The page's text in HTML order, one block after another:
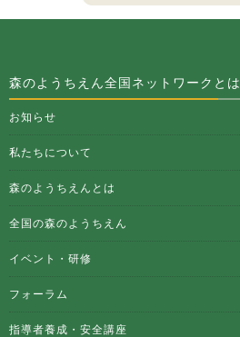
森のようちえん全国ネットワークとは
お知らせ
私たちについて
森のようちえんとは
全国の森のようちえん
イベント・研修
フォーラム
指導者養成・安全講座